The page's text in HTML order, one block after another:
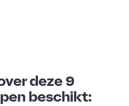
deze 9
beschikt: